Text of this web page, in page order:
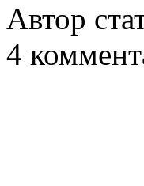
Автор
4